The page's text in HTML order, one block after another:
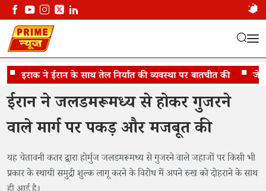
इराक ने ईरान के साथ तेल निर्यात की व्यवस्था पर बातचीत की जेडी
बोला , निर्धरित मार्गों से निकलें शिप
ईरान ने जलडमरूमध्य से होकर गुजरने
वाले मार्ग पर पकड़ और मजबूत की
यह चेतावनी कतर द्वारा होर्मुज जलडमरूमध्य से गुजरने वाले जहाजों पर किसी भी
प्रकार के स्थायी समुद्री शुल्क लागू करने के विरोध में अपने रुख को दोहराने के साथ